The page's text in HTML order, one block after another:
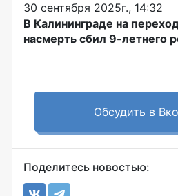
30 сентября 2025г., 14:32
В Калининграде на
насмерть сбил 9-летнего
Обсудить в
Поделитесь новостью: